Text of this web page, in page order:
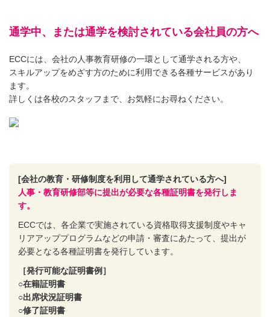
通学中、または通学を検討されている会社員の方へ
ECCには、会社の人事教育研修の一環として通学される方や、
スキルアップをめざす方のために利用できる各種サービスがあり
ます。
詳しくは各校のスタッフまで、お気軽にお尋ねください。
[会社の教育・研修制度を利用して通学されている方へ]
人事・教育研修部等に提出が必要な各種証明書を発行しま
す。
ECCでは、各企業で実施されている資格取得支援制度やキャ
リアアッププログラムなどの申請・審査にあたって、提出が
必要となる各種証明書を発行しています。
［発行可能な証明書例］
○在籍証明書
○出席状況証明書
○修了証明書